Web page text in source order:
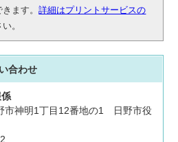
きます。詳細はプリントサービスの
。
合わせ
神明1丁目12番地の1 日野市役